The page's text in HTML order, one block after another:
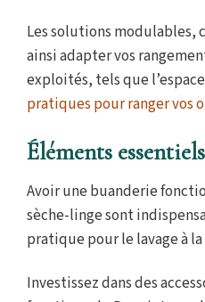
Les solutions modulables,
ainsi adapter vos
exploités, tels que
pratiques pour ranger vos
Éléments
Avoir une buanderie
sèche-linge sont
pratique pour le lavage à
Investissez dans des